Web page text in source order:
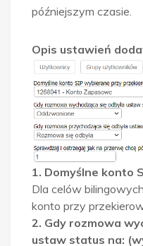
późniejszym czasie.
Opis ustawień
1. Domyślne konto
Dla celów
konto przy
2. Gdy rozmowa
ustaw status na: